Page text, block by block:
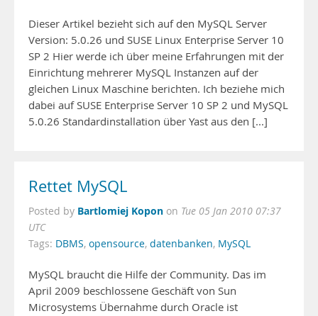
Dieser Artikel bezieht sich auf den MySQL Server
Version: 5.0.26 und SUSE Linux Enterprise Server 10
SP 2 Hier werde ich über meine Erfahrungen mit der
Einrichtung mehrerer MySQL Instanzen auf der
gleichen Linux Maschine berichten. Ich beziehe mich
dabei auf SUSE Enterprise Server 10 SP 2 und MySQL
5.0.26 Standardinstallation über Yast aus den [...]
Rettet MySQL
Posted by Bartlomiej Kopon on Tue 05 Jan 2010 07:37
UTC
Tags: DBMS, opensource, datenbanken, MySQL
MySQL braucht die Hilfe der Community. Das im
April 2009 beschlossene Geschäft von Sun
Microsystems Übernahme durch Oracle ist